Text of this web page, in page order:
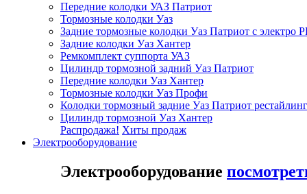
Передние колодки УАЗ Патриот
Тормозные колодки Уаз
Задние тормозные колодки Уаз Патриот с электро
Задние колодки Уаз Хантер
Ремкомплект суппорта УАЗ
Цилиндр тормозной задний Уаз Патриот
Передние колодки Уаз Хантер
Тормозные колодки Уаз Профи
Колодки тормозный задние Уаз Патриот
Цилиндр тормозной Уаз Хантер
Распродажа! Хиты продаж
Электрооборудование
Электрооборудование